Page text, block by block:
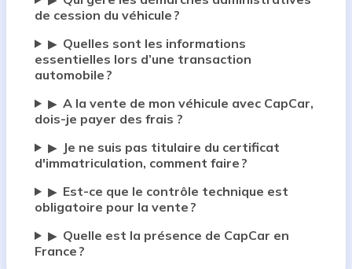
de cession du véhicule ?
▶ Quelles sont les informations
essentielles lors d’une transaction
automobile ?
▶ A la vente de mon véhicule avec CapCar,
dois-je payer des frais ?
▶
Je ne suis pas titulaire du certificat
d'immatriculation, comment faire ?
▶ Est-ce que le contrôle technique est
obligatoire pour la vente ?
▶ Quelle est la présence de CapCar en
France ?